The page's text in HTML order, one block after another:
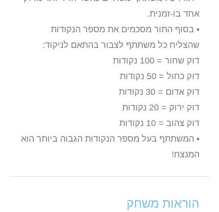
אחד בו-זמנית.
• בסוף התור מסכמים את מספר הנקודות
שהצליח כל משתתף לצבור בהתאם לניקוד:
דוק שחור = 100 נקודות
דוק כחול = 50 נקודות
דוק אדום = 30 נקודות
דוק ירוק = 20 נקודות
דוק צהוב = 10 נקודות
• המשתתף בעל מספר הנקודות הגבוה ביותר הוא
המנצח!
הוראות משחק